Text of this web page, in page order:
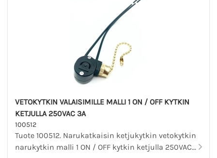
VETOKYTKIN VALAISIMILLE MALLI 1 ON / OFF KYTKIN
KETJULLA 250VAC 3A
100512
Tuote 100512. Narukatkaisin ketjukytkin vetokytkin
narukytkin malli 1 ON / OFF kytkin ketjulla 250VAC...